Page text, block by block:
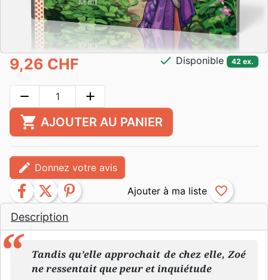
Description
Tandis qu’elle approchait de chez elle, Zoé
ne ressentait que peur et inquiétude
9,26 CHF check Disponible 42 ex.
remove add
shopping_cart AJOUTER AU PANIER
edit Donnez votre avis
facebook twitter pinterest favorite_border